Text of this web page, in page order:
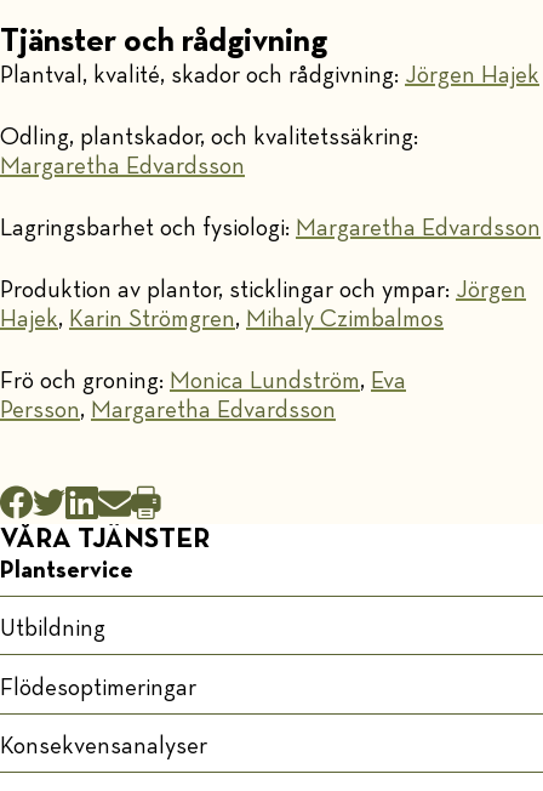
Tjänster och rådgivning
Plantval, kvalité, skador och rådgivning: Jörgen Hajek
Odling, plantskador, och kvalitetssäkring:
Margaretha Edvardsson
Lagringsbarhet och fysiologi: Margaretha Edvardsson
Produktion av plantor, sticklingar och ympar: Jörgen
Hajek, Karin Strömgren, Mihaly Czimbalmos
Frö och groning: Monica Lundström, Eva
Persson, Margaretha Edvardsson
VÅRA TJÄNSTER
Plantservice
Utbildning
Flödesoptimeringar
Konsekvensanalyser